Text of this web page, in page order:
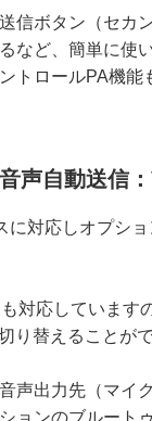
信ボタン（セカ
など、簡単に使
トロールPA機
声自動送信
に対応しオプシ
対応しています
り替えることが
声出力先（マイ
ョンのブルー